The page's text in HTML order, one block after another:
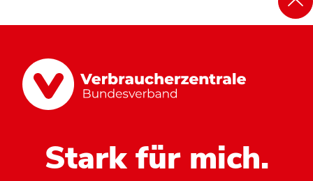
Stark für mich.